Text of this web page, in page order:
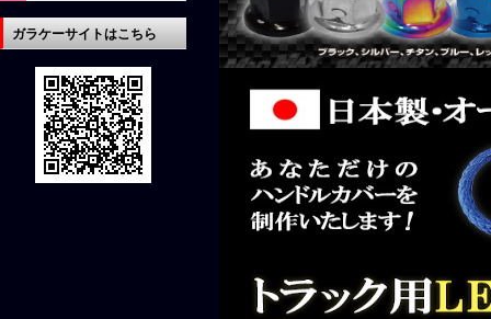
ガラケーサイトはこちら